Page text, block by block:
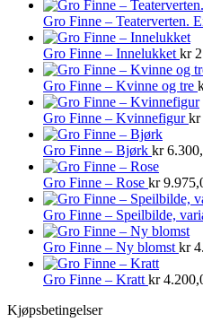
Gro Finne – Teaterverten.
Gro Finne – Innelukket kr
Gro Finne – Kvinne og tre
Gro Finne – Kvinnefigurkr
Gro Finne – Bjørk kr
Gro Finne – Rose kr
Gro Finne – Speilbilde,
Gro Finne – Ny blomst kr
Gro Finne – Kratt kr
Kjøpsbetingelser